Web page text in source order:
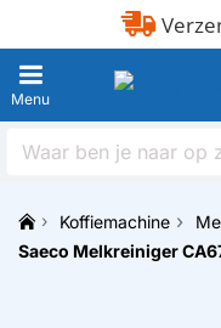
Waar
naar
oph
Koffiemachine
Saeco Melkreiniger